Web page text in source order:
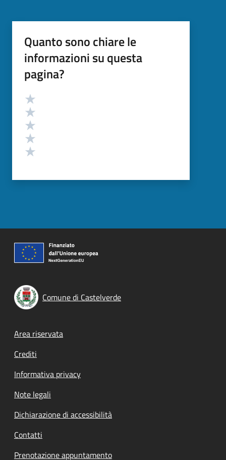
Quanto sono chiare le
informazioni su questa
pagina?
Valutazione
Comune di Castelverde
Footer menu
Area riservata
Crediti
Informativa privacy
Note legali
Dichiarazione di accessibilità
Contatti
Prenotazione appuntamento